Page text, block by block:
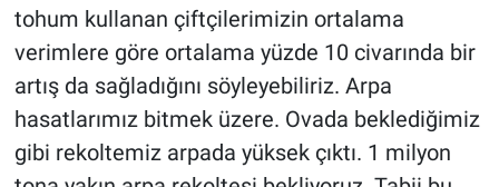
tohum kullanan çiftçilerimizin ortalama
verimlere göre ortalama yüzde 10 civarında bir
artış da sağladığını söyleyebiliriz. Arpa
hasatlarımız bitmek üzere. Ovada beklediğimiz
gibi rekoltemiz arpada yüksek çıktı. 1 milyon